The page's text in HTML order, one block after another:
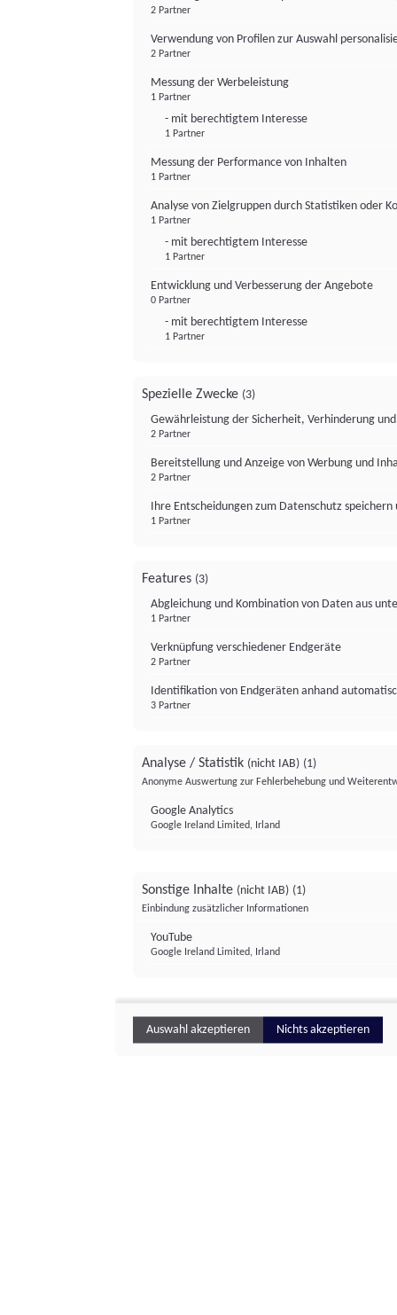
2 Partner
Verwendung von Profilen zur Auswahl
2 Partner
Messung der Werbeleistung
1 Partner
- mit berechtigtem Interesse
1 Partner
Messung der Performance von Inhalten
1 Partner
Analyse von Zielgruppen durch Statistiken oder
1 Partner
- mit berechtigtem Interesse
1 Partner
Entwicklung und Verbesserung der Angebote
0 Partner
- mit berechtigtem Interesse
1 Partner
Spezielle Zwecke (3)
Gewährleistung der Sicherheit, Verhinderung
2 Partner
Bereitstellung und Anzeige von Werbung und
2 Partner
Ihre Entscheidungen zum Datenschutz
1 Partner
Features (3)
Abgleichung und Kombination von Daten aus
1 Partner
Verknüpfung verschiedener Endgeräte
2 Partner
Identifikation von Endgeräten anhand
3 Partner
Analyse / Statistik (nicht IAB) (1)
Anonyme Auswertung zur Fehlerbehebung und
Google Analytics
Google Ireland Limited, Irland
Sonstige Inhalte (nicht IAB) (1)
Einbindung zusätzlicher Informationen
YouTube
Google Ireland Limited, Irland
Auswahl akzeptieren Nichts akzeptieren